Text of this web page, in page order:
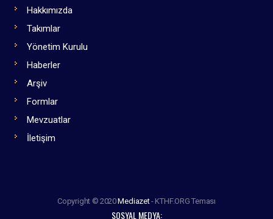
Hakkımızda
Takımlar
Yönetim Kurulu
Haberler
Arşiv
Formlar
Mevzuatlar
İletişim
Copyright © 2020Mediazet- KTHF.ORG Teması
SOSYAL MEDYA: